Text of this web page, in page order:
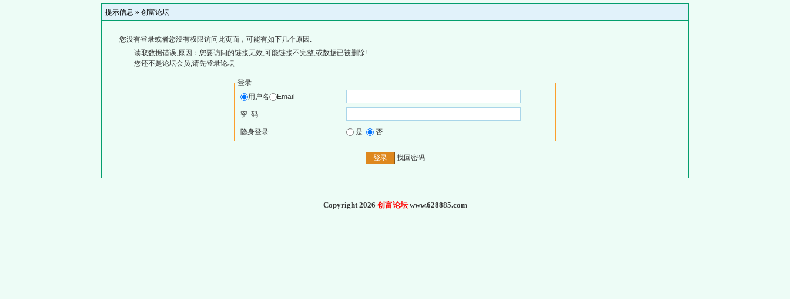
提示信息 » 创富论坛
您没有登录或者您没有权限访问此页面，可能有如下几个原因:
读取数据错误,原因：您要访问的链接无效,可能链接不完整,或数据已被删除!
您还不是论坛会员,请先登录论坛
登录
用户名
Email
密 码
隐身登录 是 否
找回密码
Copyright 2026 创富论坛www.628885.com